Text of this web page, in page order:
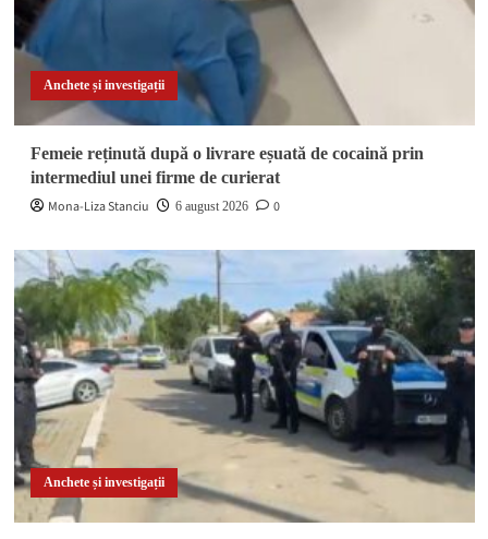
Anchete și investigații
Femeie reținută după o livrare eșuată de cocaină prin
intermediul unei firme de curierat
Mona-Liza Stanciu
6 august 2026 0
Anchete și investigații